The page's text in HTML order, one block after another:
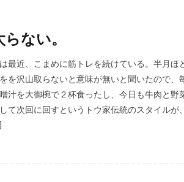
らない。
最近、こまめに筋トレを続けている。半月
を沢山取らないと意味が無いと聞いたので
汁を大御椀で２杯食ったし、今日も牛肉と
て次回に回すというトウ家伝統のスタイル